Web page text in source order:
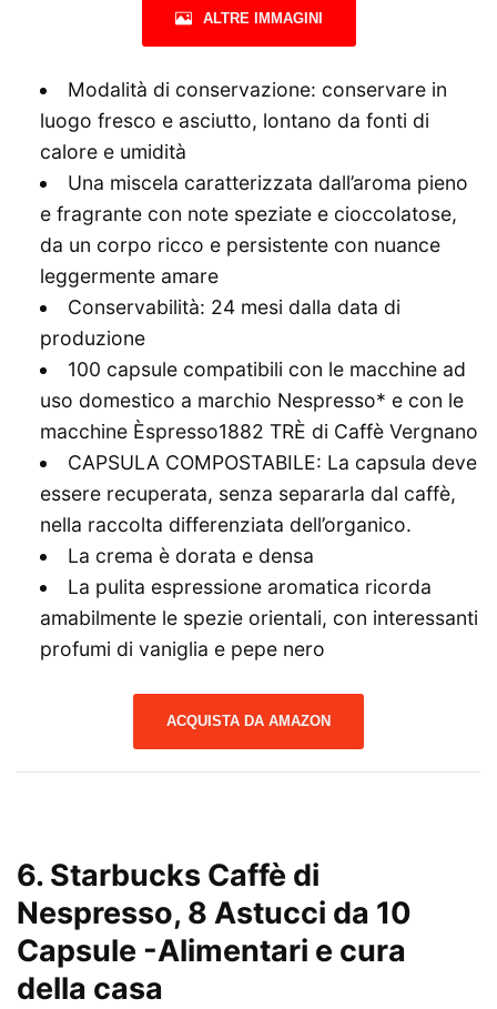
ALTRE IMMAGINI
Modalità di conservazione: conservare in
luogo fresco e asciutto, lontano da fonti di
calore e umidità
Una miscela caratterizzata dall’aroma pieno
e fragrante con note speziate e cioccolatose,
da un corpo ricco e persistente con nuance
leggermente amare
Conservabilità: 24 mesi dalla data di
produzione
100 capsule compatibili con le macchine ad
uso domestico a marchio Nespresso* e con le
macchine Èspresso1882 TRÈ di Caffè Vergnano
CAPSULA COMPOSTABILE: La capsula deve
essere recuperata, senza separarla dal caffè,
nella raccolta differenziata dell’organico.
La crema è dorata e densa
La pulita espressione aromatica ricorda
amabilmente le spezie orientali, con interessanti
profumi di vaniglia e pepe nero
ACQUISTA DA AMAZON
6. Starbucks Caffè di
Nespresso, 8 Astucci da 10
Capsule -Alimentari e cura
della casa